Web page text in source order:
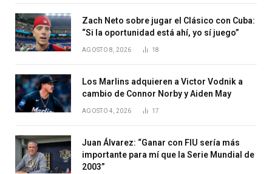
Zach Neto sobre jugar el Clásico con Cuba:
“Si la oportunidad está ahí, yo sí juego”
AGOSTO 8, 2026 18
Los Marlins adquieren a Victor Vodnik a
cambio de Connor Norby y Aiden May
AGOSTO 4, 2026 17
Juan Álvarez: “Ganar con FIU sería más
importante para mí que la Serie Mundial de
2003”